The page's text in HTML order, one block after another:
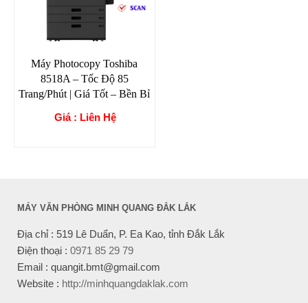
Máy Photocopy Toshiba
8518A – Tốc Độ 85
Trang/Phút | Giá Tốt – Bền Bỉ
Giá : Liên Hệ
MÁY VĂN PHÒNG MINH QUANG ĐẮK LẮK
Địa chỉ : 519 Lê Duẩn, P. Ea Kao, tỉnh Đắk Lắk
Điện thoại : 0971 85 29 79
Email : quangit.bmt@gmail.com
Website : http://minhquangdaklak.com